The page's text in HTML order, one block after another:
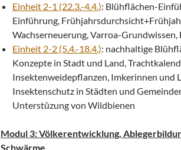
Einheit 2-1 (22.3.-4.4.): Blühflächen-
Einführung,
Wachserneuerung, Varroa-
Einheit 2-2 (5.4.-18.4.): nachhaltige
Konzepte in Stadt und Land,
Insektenweidepflanzen, Imkerinnen und
Insektenschutz in Städten und
Unterstüzung von Wildbienen
Modul 3: Völkerentwicklung,
Schwärme